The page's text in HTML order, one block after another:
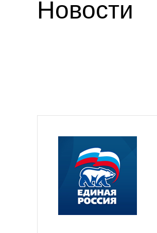
Новости